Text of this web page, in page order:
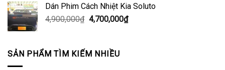
Dán Phim Cách Nhiệt Kia Soluto
4,900,000₫ Giá
4,900,000₫.
4,700,000₫Giá
SẢN PHẨM TÌM KIẾM NHIỀU